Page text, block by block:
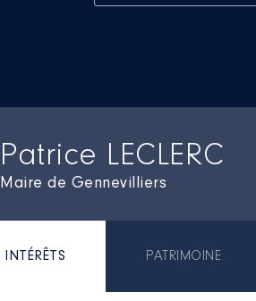
Patrice LECLERC
Maire de Gennevilliers
INTÉRÊTS PATRIMOINE